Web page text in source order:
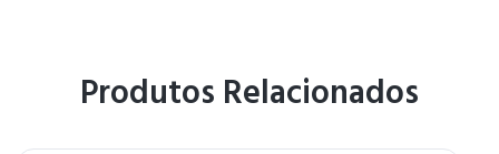
Produtos Relacionados